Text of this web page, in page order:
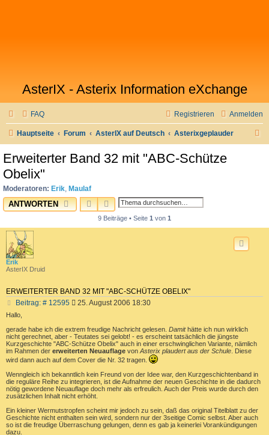
AsterIX - Asterix Information eXchange
FAQ Anmelden
Registrieren
Hauptseite Forum AsterIX auf Deutsch Asterixgeplauder
Erweiterter Band 32 mit "ABC-Schütze
Obelix"
Moderatoren: Erik, Maulaf
ANTWORTEN SUCHEERWEITERTE SUCHE
9 Beiträge • Seite 1 von 1
Erik
AsterIX Druid
ERWEITERTER BAND 32 MIT "ABC-SCHÜTZE OBELIX"
Beitrag: # 12595B
t
r
a
25. August 2006 18:30
Hallo,
gerade habe ich die extrem freudige Nachricht gelesen. Damithätte ich nun wirklich
nicht gerechnet, aber - Teutates sei gelobt! - es erscheint tatsächlich die jüngste
Kurzgeschichte "ABC-Schütze Obelix" auch in einer erschwinglichen Variante, nämlich
im Rahmen der erweiterten Neuauflage vonAsterix plaudert aus der Schule. Diese
wird dann auch auf dem Cover die Nr. 32 tragen.
Wenngleich ich bekanntlich kein Freund von der Idee war, den Kurzgeschichtenband in
die reguläre Reihe zu integrieren, ist die Aufnahme der neuen Geschichte in die dadurch
nötig gewordene Neuauflage doch mehr als erfreulich. Auch der Preis wurde durch den
zusätzlichen Inhalt nicht erhöht.
Ein kleiner Wermutstropfen scheint mir jedoch zu sein, daß das original Titelblatt zu der
Geschichte nicht enthalten sein wird, sondern nur der 3seitige Comic selbst. Aber auch
so ist die freudige Überraschung gelungen, denn es gab ja keinerlei Vorankündigungen
dazu.